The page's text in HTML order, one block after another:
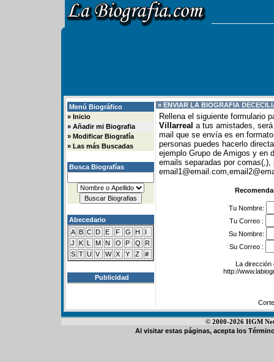
Menú Biográfico
» Inicio
» Añadir mi Biografia
» Modificar Biografía
» Las más Buscadas
Busca Biografías
Abecedario
A B C D E F G H
I
J
K L M N O P Q
R
S T U V W X Y Z #
Publicidad
» ENVIAR LA BIOGRAFIA DE
Rellena el siguiente formulario
Villarreal a tus amistades,
mail que se envía es en
personas puedes hacerlo
ejemplo Grupo de Amigos y en
emails separadas por comas(,),
Tu Nombre:
Tu Correo :
Su Nombre:
Su Correo :
La dirección
http://
© 2000-2026 HGM
Al visitar estas páginas, acepta los